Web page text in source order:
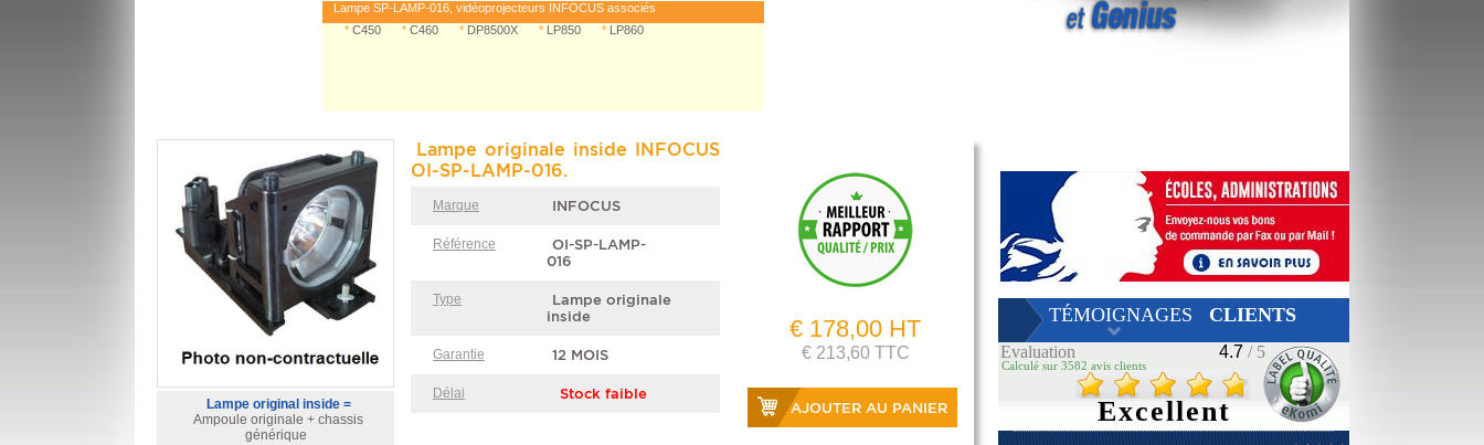
TÉMOIGNAGES CLIENTS
Evaluation 4.7 / 5
Calculé sur 3582 avis clients
Excellent
Lampe SP-LAMP-016, vidéoprojecteurs INFOCUS associés
* C450 * C460 * DP8500X * LP850 * LP860
Lampe original inside =
Ampoule originale + chassis
générique
Lampe originale inside INFOCUS
OI-SP-LAMP-016.
Marque INFOCUS
Référence
OI-SP-LAMP-
016
Type
Lampe originale
inside
Garantie 12 MOIS
Délai Stock faible
€ 178,00 HT
€ 213,60 TTC
AJOUTER AU PANIER